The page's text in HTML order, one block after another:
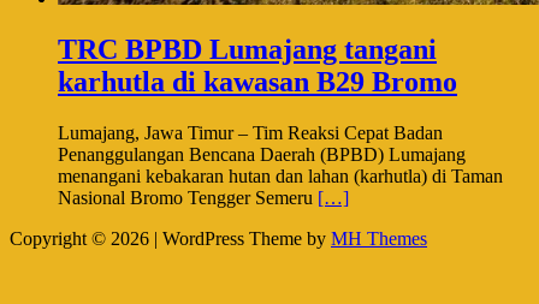
TRC BPBD Lumajang tangani
karhutla di kawasan B29 Bromo
Lumajang, Jawa Timur – Tim Reaksi Cepat Badan
Penanggulangan Bencana Daerah (BPBD) Lumajang
menangani kebakaran hutan dan lahan (karhutla) di Taman
Nasional Bromo Tengger Semeru […]
Copyright © 2026 | WordPress Theme by MH Themes